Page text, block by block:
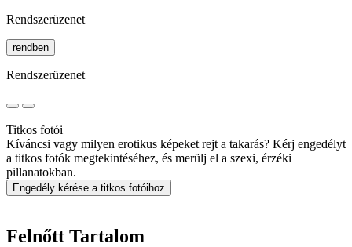
Rendszerüzenet
rendben
Rendszerüzenet
Titkos fotói
Kíváncsi vagy milyen erotikus képeket rejt a takarás? Kérj engedélyt
a titkos fotók megtekintéséhez, és merülj el a szexi, érzéki
pillanatokban.
Engedély kérése a titkos fotóihoz
Felnőtt Tartalom